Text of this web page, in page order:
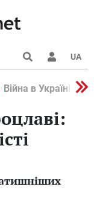
UA
Війна в Україні 2022